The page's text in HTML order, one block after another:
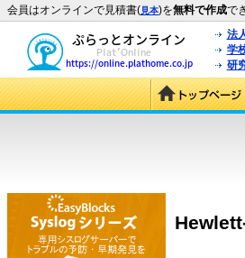
会員はオンラインで見積書(見本)を無料で作成で
法
学
研